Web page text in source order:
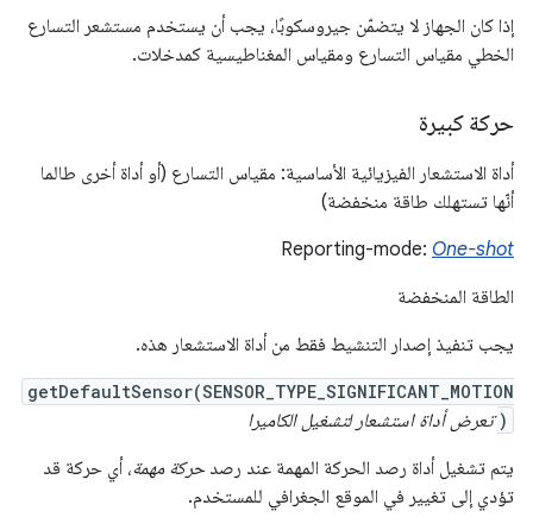
إذا كان الجهاز لا يتضمّن جيروسكوبًا، يجب أن يستخدم مستشعر التسارع
الخطي مقياس التسارع ومقياس المغناطيسية كمدخلات.
حركة كبيرة
أداة الاستشعار الفيزيائية الأساسية: مقياس التسارع (أو أداة أخرى طالما
أنّها تستهلك طاقة منخفضة)
Reporting-mode: One-shot
الطاقة المنخفضة
يجب تنفيذ إصدار التنشيط فقط من أداة الاستشعار هذه.
getDefaultSensor(SENSOR_TYPE_SIGNIFICANT_MOTION
) تعرض أداة استشعار لتشغيل الكاميرا
يتم تشغيل أداة رصد الحركة المهمة عند رصد حركة مهمة، أي حركة قد
تؤدي إلى تغيير في الموقع الجغرافي للمستخدم.